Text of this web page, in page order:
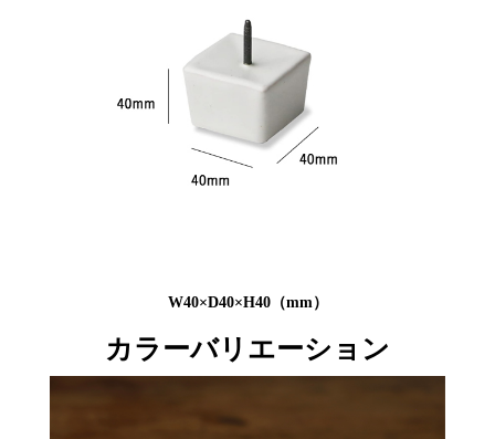
W40×D40×H40（mm）
カラーバリエーション